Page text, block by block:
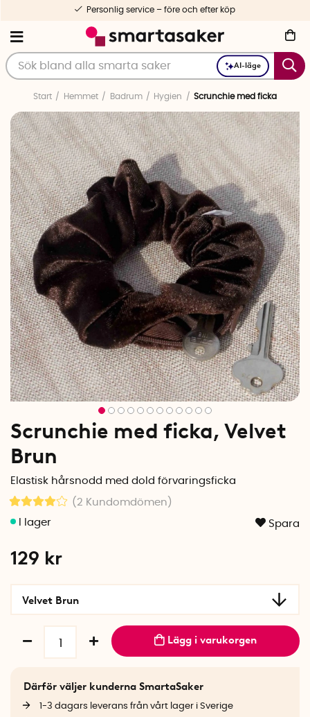
AI-läge
Personlig service – före och efter köp
Start Hemmet Badrum Hygien Scrunchie med ficka
Scrunchie med ficka, Velvet
Brun
Elastisk hårsnodd med dold förvaringsficka
(2 Kundomdömen )
Spara
129 kr
Velvet Brun
Lägg i varukorgen
Därför väljer kunderna SmartaSaker
1-3 dagars leverans från vårt lager i Sverige